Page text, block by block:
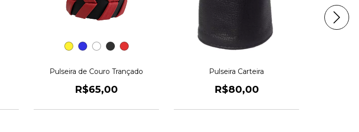
Pulseira de Couro Trançado
R$65,00
Pulseira Carteira
R$80,00